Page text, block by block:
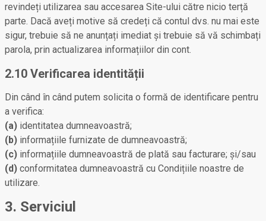
revindeți utilizarea sau accesarea Site-ului către nicio terță
parte. Dacă aveți motive să credeți că contul dvs. nu mai este
sigur, trebuie să ne anunțați imediat și trebuie să vă schimbați
parola, prin actualizarea informațiilor din cont.
2.10 Verificarea identității
Din când în când putem solicita o formă de identificare pentru
a verifica:
(a) identitatea dumneavoastră;
(b) informațiile furnizate de dumneavoastră;
(c) informațiile dumneavoastră de plată sau facturare; și/sau
(d) conformitatea dumneavoastră cu Condițiile noastre de
utilizare.
3. Serviciul